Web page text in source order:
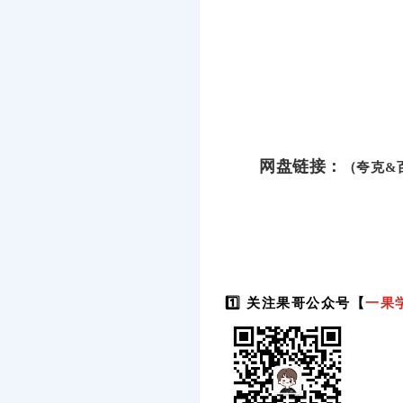
网盘链接： （夸克&
1️⃣ 关注果哥公众号【一果